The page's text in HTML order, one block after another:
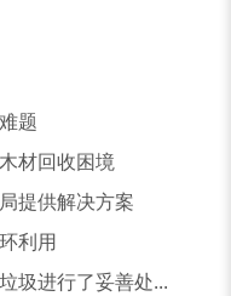
金属撕碎机
题
材回收困境
提供解决方案
利用
圾进行了妥善处...